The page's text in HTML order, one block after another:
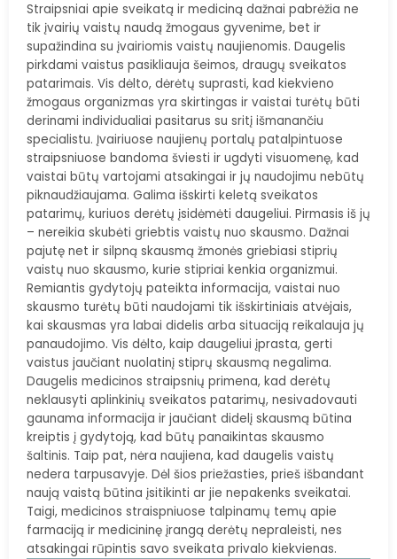
Straipsniai apie sveikatą ir mediciną dažnai pabrėžia ne
tik įvairių vaistų naudą žmogaus gyvenime, bet ir
supažindina su įvairiomis vaistų naujienomis. Daugelis
pirkdami vaistus pasikliauja šeimos, draugų sveikatos
patarimais. Vis dėlto, dėrėtų suprasti, kad kiekvieno
žmogaus organizmas yra skirtingas ir vaistai turėtų būti
derinami individualiai pasitarus su sritį išmanančiu
specialistu. Įvairiuose naujienų portalų patalpintuose
straipsniuose bandoma šviesti ir ugdyti visuomenę, kad
vaistai būtų vartojami atsakingai ir jų naudojimu nebūtų
piknaudžiaujama. Galima išskirti keletą sveikatos
patarimų, kuriuos derėtų įsidėmėti daugeliui. Pirmasis iš jų
– nereikia skubėti griebtis vaistų nuo skausmo. Dažnai
pajutę net ir silpną skausmą žmonės griebiasi stiprių
vaistų nuo skausmo, kurie stipriai kenkia organizmui.
Remiantis gydytojų pateikta informacija, vaistai nuo
skausmo turėtų būti naudojami tik išskirtiniais atvėjais,
kai skausmas yra labai didelis arba situaciją reikalauja jų
panaudojimo. Vis dėlto, kaip daugeliui įprasta, gerti
vaistus jaučiant nuolatinį stiprų skausmą negalima.
Daugelis medicinos straipsnių primena, kad derėtų
neklausyti aplinkinių sveikatos patarimų, nesivadovauti
gaunama informacija ir jaučiant didelį skausmą būtina
kreiptis į gydytoją, kad būtų panaikintas skausmo
šaltinis. Taip pat, nėra naujiena, kad daugelis vaistų
nedera tarpusavyje. Dėl šios priežasties, prieš išbandant
naują vaistą būtina įsitikinti ar jie nepakenks sveikatai.
Taigi, medicinos straispniuose talpinamų temų apie
farmaciją ir medicininę įrangą derėtų nepraleisti, nes
atsakingai rūpintis savo sveikata privalo kiekvienas.